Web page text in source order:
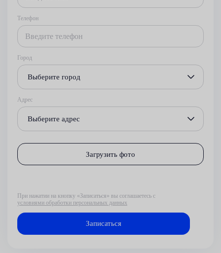
Телефон
Город
Выберите город
Адрес
Выберите адрес
Загрузить фото
При нажатии на кнопку «Записаться» вы соглашаетесь с
условиями обработки персональных данных